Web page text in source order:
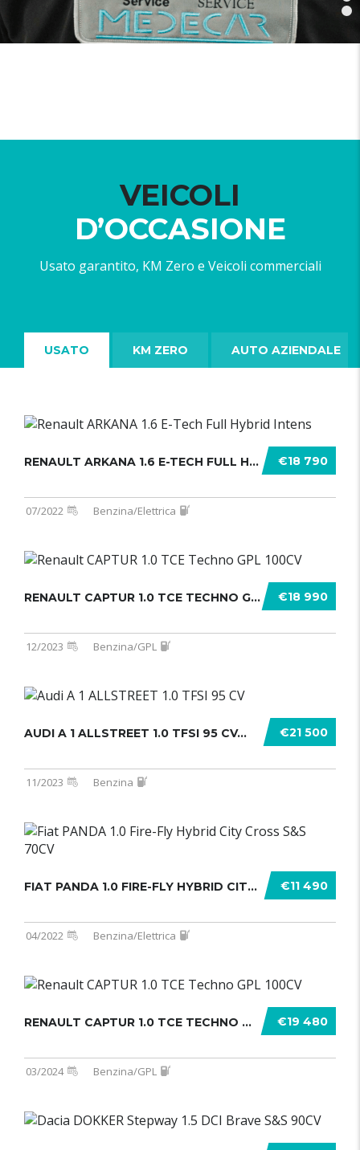
VEICOLI
D’OCCASIONE
Usato garantito, KM Zero e Veicoli commerciali
USATO KM ZERO AUTO AZIENDALE
€18 790
RENAULT ARKANA 1.6 E-TECH FULL HYBR .......
07/2022 Benzina/Elettrica
€18 990
RENAULT CAPTUR 1.0 TCE TECHNO GPL 1 .......
12/2023 Benzina/GPL
€21 500
AUDI A 1 ALLSTREET 1.0 TFSI 95 CV...
11/2023 Benzina
€11 490
FIAT PANDA 1.0 FIRE-FLY HYBRID CITY .......
04/2022 Benzina/Elettrica
€19 480
RENAULT CAPTUR 1.0 TCE TECHNO GPL 1 .......
03/2024 Benzina/GPL